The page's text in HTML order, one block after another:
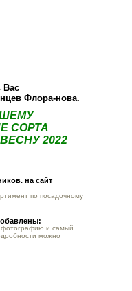
Вас
Флора-нова.
СОРТА
2022
на сайт
по посадочному
фотографию и самый
можно